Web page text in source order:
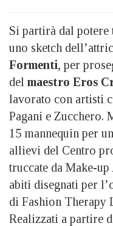
Si partirà dal potere
uno sketch
Formenti, per
del maestro Eros
lavorato con artisti
Pagani e Zucchero.
15 mannequin per
allievi del Centro
truccate da Make-
abiti disegnati per
di Fashion Therapy
Realizzati a partire